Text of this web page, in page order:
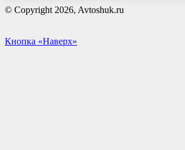
© Copyright 2026, Avtoshuk.ru
Кнопка «Наверх»